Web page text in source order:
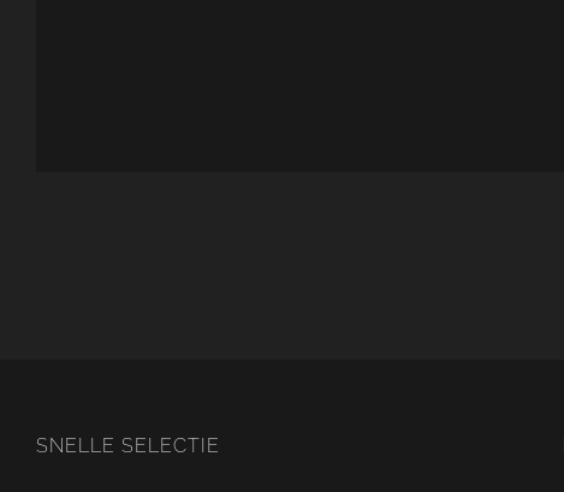
SNELLE SELECTIE